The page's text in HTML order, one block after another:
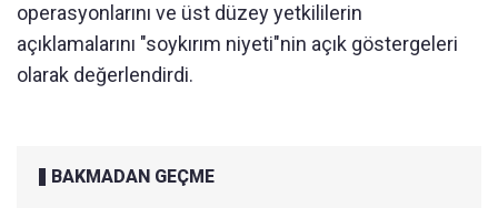
operasyonlarını ve üst düzey yetkililerin
açıklamalarını "soykırım niyeti"nin açık göstergeleri
olarak değerlendirdi.
BAKMADAN GEÇME